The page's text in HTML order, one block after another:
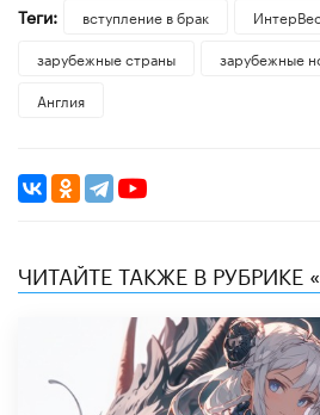
Теги:
вступление в брак
зарубежные страны
зарубежные
Англия
ЧИТАЙТЕ ТАКЖЕ В РУБРИКЕ